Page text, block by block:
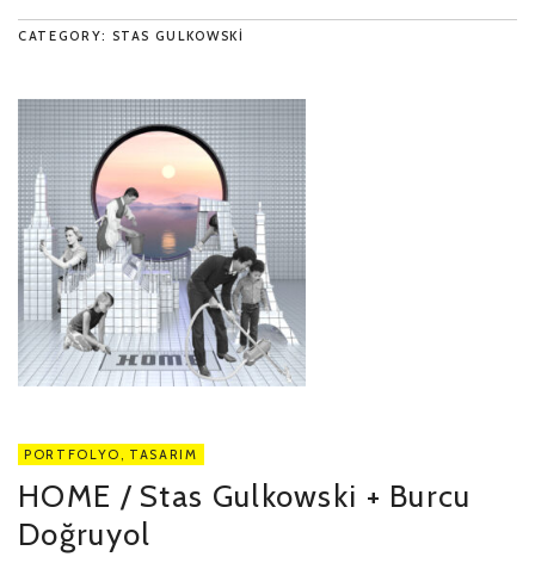
CATEGORY: STAS GULKOWSKI
PORTFOLYO , TASARIM
HOME / Stas Gulkowski + Burcu
Doğruyol